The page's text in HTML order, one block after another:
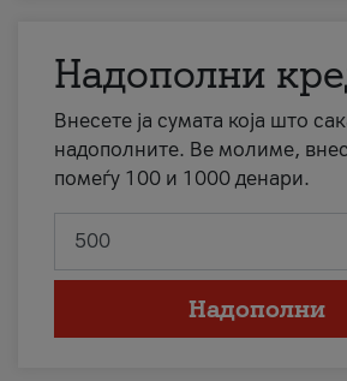
Надополни
Внесете ја сумата која што
надополните. Ве молиме,
помеѓу 100 и 1000 денари.
Надополни